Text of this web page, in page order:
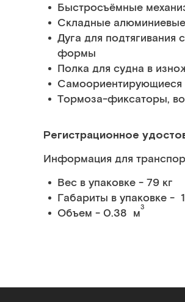
Быстросъёмные
Складные
Дуга для подтягивания
формы
Полка для судна в
Тормоза-фиксаторы,
Регистрационное
Информация для
Вес в упаковке - 79 кг
Габариты в упаковке -
Объем - 0.38 м3